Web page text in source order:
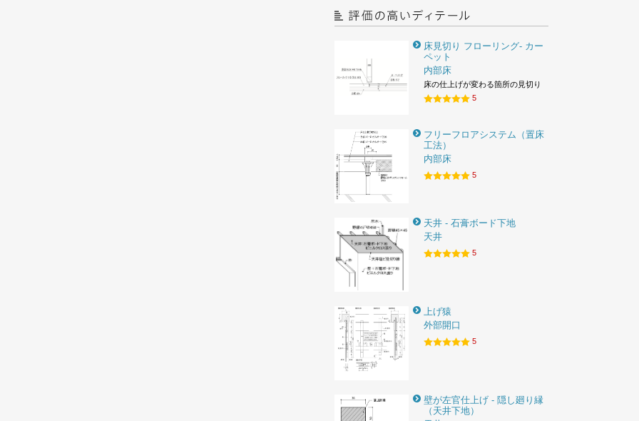
床見切り フローリング- カー
ペット
内部床
床の仕上げが変わる箇所の見切り
5
フリーフロアシステム（置床
工法）
内部床
5
天井 - 石膏ボード下地
天井
5
上げ猿
外部開口
5
壁が左官仕上げ - 隠し廻り縁
（天井下地）